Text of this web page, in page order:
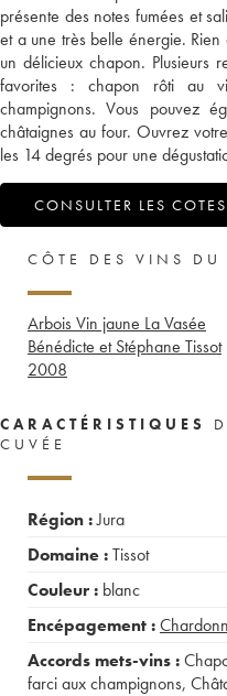
présente des notes fumées et
et a une très belle énergie.
un délicieux chapon. Plusieurs
favorites : chapon rôti au
champignons. Vous pouvez
châtaignes au four. Ouvrez
les 14 degrés pour une
CONSULTER LES
CÔTE DES VINS DU
Arbois Vin jaune La Vasée
Bénédicte et Stéphane Tissot
2008
CARACTÉRISTIQUES
CUVÉE
Région :Jura
Domaine :Tissot
Couleur : blanc
Encépagement :
Accords mets-vins :
farci aux champignons,